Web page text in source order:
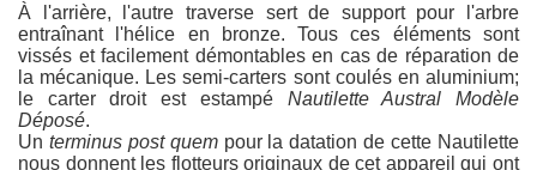
À l'arrière, l'autre traverse sert de support pour l'arbre
entraînant l'hélice en bronze. Tous ces éléments sont
vissés et facilement démontables en cas de réparation de
la mécanique. Les semi-carters sont coulés en aluminium;
le carter droit est estampé Nautilette Austral Modèle
Déposé.
Un terminus post quempour la datation de cette Nautilette
nous donnent les flotteurs originaux de cet appareil qui ont